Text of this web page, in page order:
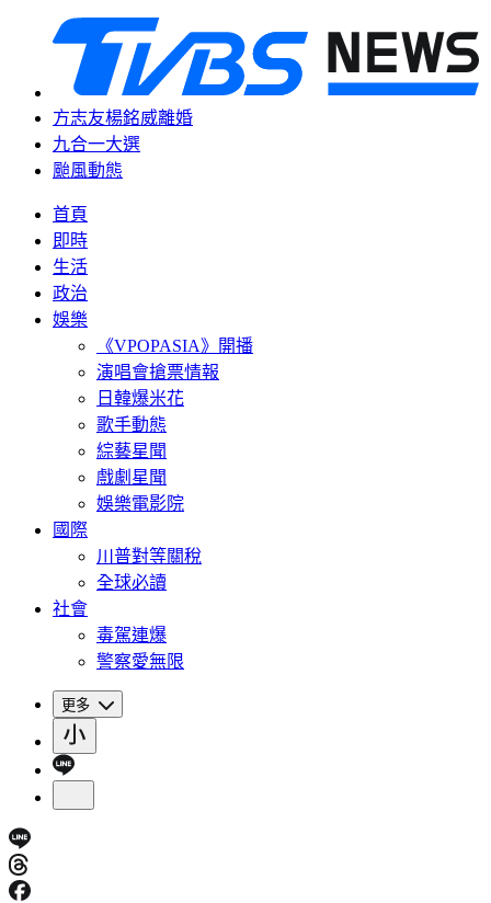
方志友楊銘威離婚
九合一大選
颱風動態
首頁
即時
生活
政治
娛樂
《VPOPASIA》開播
演唱會搶票情報
日韓爆米花
歌手動態
綜藝星聞
戲劇星聞
娛樂電影院
國際
川普對等關稅
全球必讀
社會
毒駕連爆
警察愛無限
更多